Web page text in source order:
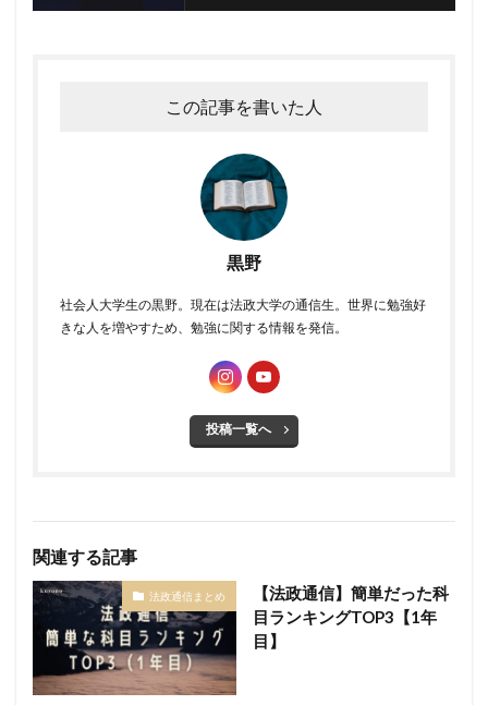
この記事を書いた人
黒野
社会人大学生の黒野。現在は法政大学の通信生。世界に勉強好
きな人を増やすため、勉強に関する情報を発信。
投稿一覧へ
関連する記事
法政通信まとめ
【法政通信】簡単だった科
目ランキングTOP3【1年
目】